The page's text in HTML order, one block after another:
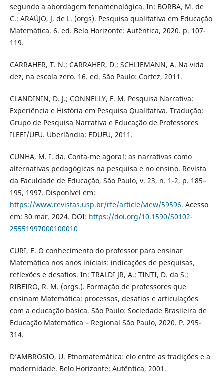
segundo a abordagem fenomenológica. In: BORBA, M. de
C.; ARAÚJO, J. de L. (orgs). Pesquisa qualitativa em Educação
Matemática. 6. ed. Belo Horizonte: Autêntica, 2020. p. 107-
119.
CARRAHER, T. N.; CARRAHER, D.; SCHLIEMANN, A. Na vida
dez, na escola zero. 16. ed. São Paulo: Cortez, 2011.
CLANDININ, D. J.; CONNELLY, F. M. Pesquisa Narrativa:
Experiência e História em Pesquisa Qualitativa. Tradução:
Grupo de Pesquisa Narrativa e Educação de Professores
ILEEI/UFU. Uberlândia: EDUFU, 2011.
CUNHA, M. I. da. Conta-me agora!: as narrativas como
alternativas pedagógicas na pesquisa e no ensino. Revista
da Faculdade de Educação, São Paulo, v. 23, n. 1-2, p. 185–
195, 1997. Disponível em:
https://www.revistas.usp.br/rfe/article/view/59596. Acesso
em: 30 mar. 2024. DOI: https://doi.org/10.1590/S0102-
25551997000100010
CURI, E. O conhecimento do professor para ensinar
Matemática nos anos iniciais: indicações de pesquisas,
reflexões e desafios. In: TRALDI JR, A.; TINTI, D. da S.;
RIBEIRO, R. M. (orgs.). Formação de professores que
ensinam Matemática: processos, desafios e articulações
com a educação básica. São Paulo: Sociedade Brasileira de
Educação Matemática – Regional São Paulo, 2020. P. 295-
314.
D’AMBROSIO, U. Etnomatemática: elo entre as tradições e a
modernidade. Belo Horizonte: Autêntica, 2001.